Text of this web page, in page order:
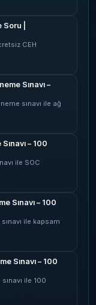
|
CEH
Sınavı –
sınavı ile ağ
– 100
ile SOC
Sınavı – 100
ile kapsam
Sınavı – 100
ile 100